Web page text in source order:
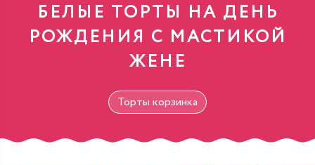
БЕЛЫЕ ТОРТЫ НА ДЕНЬ
РОЖДЕНИЯ С МАСТИКОЙ
ЖЕНЕ
Торты корзинка